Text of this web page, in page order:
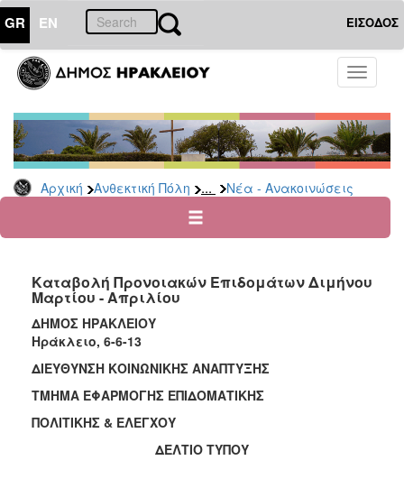
GR EN ΕΙΣΟΔΟΣ
Toggle
Αρχική Ανθεκτική Πόλη ... Νέα - Ανακοινώσεις
ΑΝΘΕΚΤΙΚΗ
ΠΟΛΗ
Κοινωνική
Πολιτική
Νέα
Ανακοινώσεις
για
Οικονομική
Αδυναμία
&
Φυσικές
Καταστροφές
Κέντρα
Κοινοτικής
Καταβολή Προνοιακών Επιδομάτων Διμήνου
Μαρτίου - Απριλίου
ΔΗΜΟΣ ΗΡΑΚΛΕΙΟΥ
Ηράκλειο, 6-6-13
ΔΙΕΥΘΥΝΣΗ ΚΟΙΝΩΝΙΚΗΣ ΑΝΑΠΤΥΞΗΣ
ΤΜΗΜΑ ΕΦΑΡΜΟΓΗΣ ΕΠΙΔΟΜΑΤΙΚΗΣ
ΠΟΛΙΤΙΚΗΣ & ΕΛΕΓΧΟΥ
ΔΕΛΤΙΟ ΤΥΠΟΥ